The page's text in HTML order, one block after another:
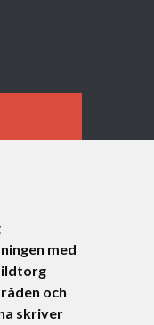
med
och
skriver